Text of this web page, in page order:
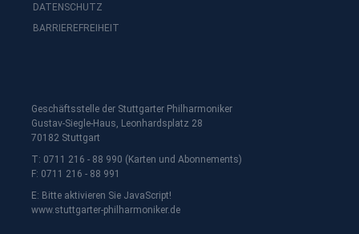
DATENSCHUTZ
BARRIEREFREIHEIT
Geschäftsstelle der Stuttgarter Philharmoniker
Gustav-Siegle-Haus, Leonhardsplatz 28
70182 Stuttgart
T: 0711 216 - 88 990 (Karten und Abonnements)
F: 0711 216 - 88 991
E: Bitte aktivieren Sie JavaScript!
www.stuttgarter-philharmoniker.de